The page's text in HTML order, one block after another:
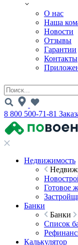
О нас
Наша
Новости
Отзывы
Гарантии
Контакты
8 800 500-71-81
Недвижимость
Готовое
Банки
Банки
Список
Калькулятор